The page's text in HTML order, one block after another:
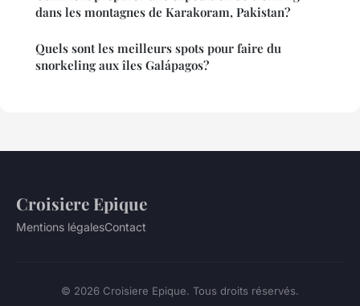
dans les montagnes de Karakoram, Pakistan?
Quels sont les meilleurs spots pour faire du
snorkeling aux îles Galápagos?
Croisiere Epique
Mentions légalesContact
© 2026 Croisiere Epique. Tous droits réservés.